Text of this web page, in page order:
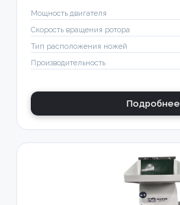
Мощность двигателя
Скорость вращения ротора
Тип расположения ножей
Производительность
Подробнее